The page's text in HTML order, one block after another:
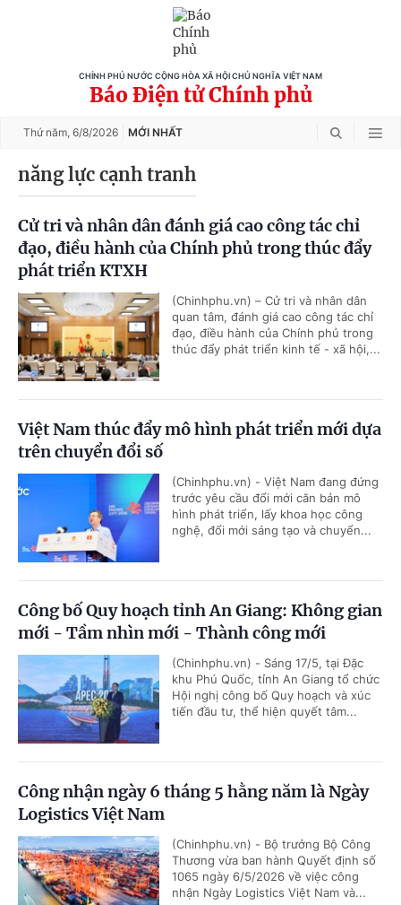
CHÍNH PHỦ NƯỚC CỘNG HÒA XÃ HỘI CHỦ NGHĨA VIỆT NAM
Báo Điện tử Chính phủ
Thứ năm, 6/8/2026 MỚI NHẤT
năng lực cạnh tranh
Cử tri và nhân dân đánh giá cao công tác chỉ
đạo, điều hành của Chính phủ trong thúc đẩy
phát triển KTXH
(Chinhphu.vn) – Cử tri và nhân dân
quan tâm, đánh giá cao công tác chỉ
đạo, điều hành của Chính phủ trong
thúc đẩy phát triển kinh tế - xã hội,...
Việt Nam thúc đẩy mô hình phát triển mới dựa
trên chuyển đổi số
(Chinhphu.vn) - Việt Nam đang đứng
trước yêu cầu đổi mới căn bản mô
hình phát triển, lấy khoa học công
nghệ, đổi mới sáng tạo và chuyển...
Công bố Quy hoạch tỉnh An Giang: Không gian
mới - Tầm nhìn mới - Thành công mới
(Chinhphu.vn) - Sáng 17/5, tại Đặc
khu Phú Quốc, tỉnh An Giang tổ chức
Hội nghị công bố Quy hoạch và xúc
tiến đầu tư, thể hiện quyết tâm...
Công nhận ngày 6 tháng 5 hằng năm là Ngày
Logistics Việt Nam
(Chinhphu.vn) - Bộ trưởng Bộ Công
Thương vừa ban hành Quyết định số
1065 ngày 6/5/2026 về việc công
nhận Ngày Logistics Việt Nam và...